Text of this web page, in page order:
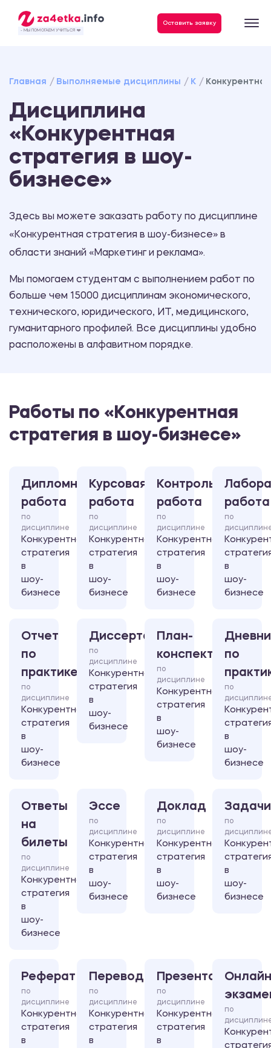
- МЫ ПОМОГАЕМ УЧИТЬСЯ ❤️
Оставить заявку
Главная Выполняемые дисциплины К
Дисциплина
«Конкурентная
стратегия в шоу-
бизнесе»
Здесь вы можете заказать работу по дисциплине
«Конкурентная стратегия в шоу-бизнесе» в
области знаний «Маркетинг и реклама».
Мы помогаем студентам с выполнением работ по
больше чем 15000 дисциплинам экономического,
технического, юридического, ИТ, медицинского,
гуманитарного профилей. Все дисциплины удобно
расположены в алфавитном порядке.
Работы по «Конкурентная
стратегия в шоу-бизнесе»
Дипломная
работа
по
дисциплине
Конкурентная
стратегия
в
шоу-
бизнесе
Курсовая
работа
по
дисциплине
Конкурентная
стратегия
в
шоу-
бизнесе
Контрольная
работа
по
дисциплине
Конкурентная
стратегия
в
шоу-
бизнесе
работа
по
в
шоу-
бизнесе
Отчет
по
практике
по
дисциплине
Конкурентная
стратегия
в
шоу-
бизнесе
Диссертация
по
дисциплине
Конкурентная
стратегия
в
шоу-
бизнесе
План-
конспект
по
дисциплине
Конкурентная
стратегия
в
шоу-
бизнесе
по
по
в
шоу-
бизнесе
Ответы
на
билеты
по
дисциплине
Конкурентная
стратегия
в
шоу-
бизнесе
Эссе
по
дисциплине
Конкурентная
стратегия
в
шоу-
бизнесе
Доклад
по
дисциплине
Конкурентная
стратегия
в
шоу-
бизнесе
Задачи
по
в
шоу-
бизнесе
Реферат
по
дисциплине
Конкурентная
стратегия
в
Перевод
по
дисциплине
Конкурентная
стратегия
в
Презентация
по
дисциплине
Конкурентная
стратегия
в
по